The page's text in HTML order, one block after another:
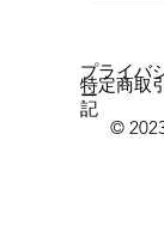
©
プライバ
ー
特定商取
記